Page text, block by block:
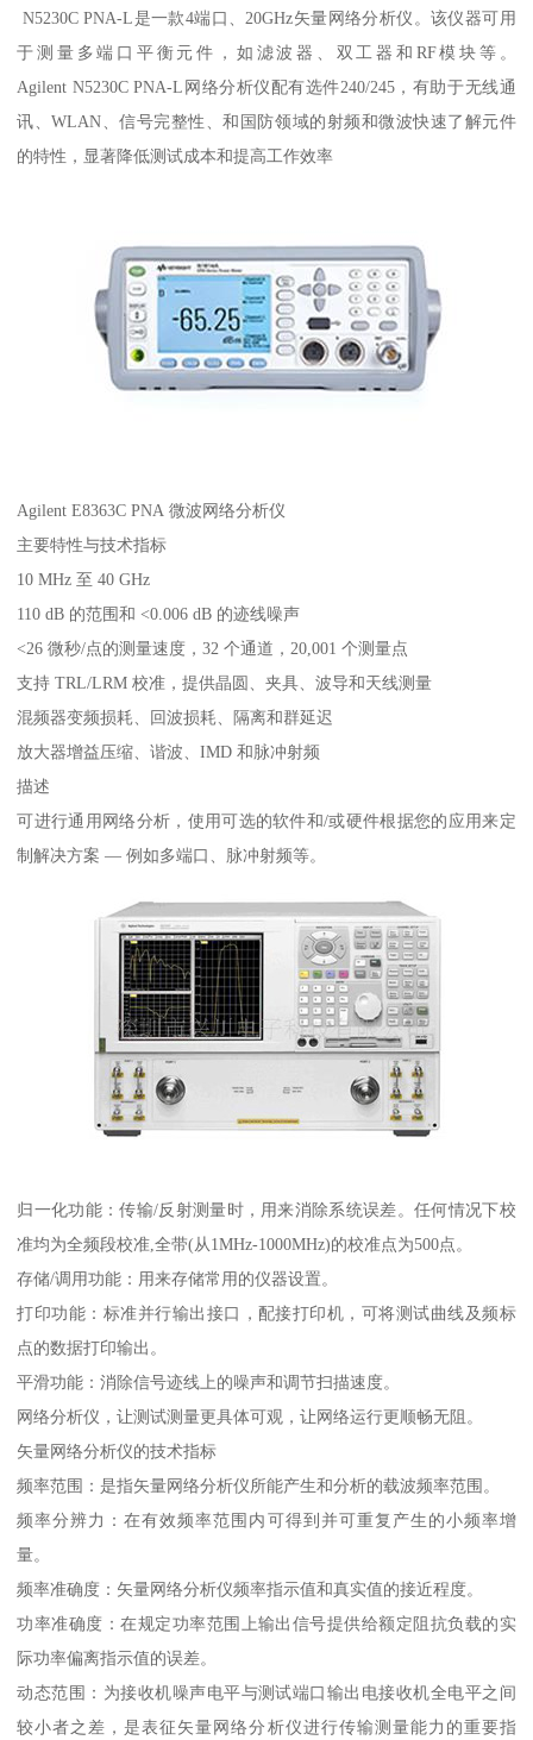
N5230C PNA-L是一款4端口、20GHz矢量网络分析仪。该仪器可用
于测量多端口平衡元件，如滤波器、双工器和RF模块等。
Agilent N5230C PNA-L网络分析仪配有选件240/245，有助于无线通
讯、WLAN、信号完整性、和国防领域的射频和微波快速了解元件
的特性，显著降低测试成本和提高工作效率
Agilent E8363C PNA 微波网络分析仪
主要特性与技术指标
10 MHz 至 40 GHz
110 dB 的范围和 <0.006 dB 的迹线噪声
<26 微秒/点的测量速度，32 个通道，20,001 个测量点
支持 TRL/LRM 校准，提供晶圆、夹具、波导和天线测量
混频器变频损耗、回波损耗、隔离和群延迟
放大器增益压缩、谐波、IMD 和脉冲射频
描述
可进行通用网络分析，使用可选的软件和/或硬件根据您的应用来定
制解决方案 — 例如多端口、脉冲射频等。
归一化功能：传输/反射测量时，用来消除系统误差。任何情况下校
准均为全频段校准,全带(从1MHz-1000MHz)的校准点为500点。
存储/调用功能：用来存储常用的仪器设置。
打印功能：标准并行输出接口，配接打印机，可将测试曲线及频标
点的数据打印输出。
平滑功能：消除信号迹线上的噪声和调节扫描速度。
网络分析仪，让测试测量更具体可观，让网络运行更顺畅无阻。
矢量网络分析仪的技术指标
频率范围：是指矢量网络分析仪所能产生和分析的载波频率范围。
频率分辨力：在有效频率范围内可得到并可重复产生的小频率增
量。
频率准确度：矢量网络分析仪频率指示值和真实值的接近程度。
功率准确度：在规定功率范围上输出信号提供给额定阻抗负载的实
际功率偏离指示值的误差。
动态范围：为接收机噪声电平与测试端口输出电接收机全电平之间
较小者之差，是表征矢量网络分析仪进行传输测量能力的重要指